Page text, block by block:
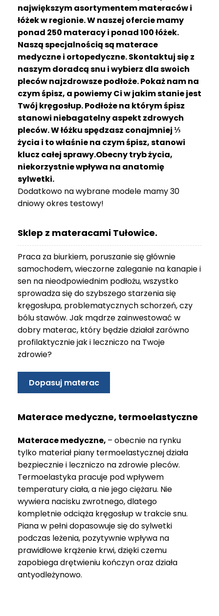
największym asortymentem materaców i
łóżek w regionie. W naszej ofercie mamy
ponad 250 materacy i ponad 100 łóżek.
Naszą specjalnością są materace
medyczne i ortopedyczne. Skontaktuj się z
naszym doradcą snu i wybierz dla swoich
pleców najzdrowsze podłoże. Pokaż nam na
czym śpisz, a powiemy Ci w jakim stanie jest
Twój kręgosłup. Podłoże na którym śpisz
stanowi niebagatelny aspekt zdrowych
pleców. W łóżku spędzasz conajmniej ⅓
życia i to właśnie na czym śpisz, stanowi
klucz całej sprawy.Obecny tryb życia,
niekorzystnie wpływa na anatomię
sylwetki.
Dodatkowo na wybrane modele mamy 30
dniowy okres testowy!
Sklep z materacami Tułowice.
Praca za biurkiem, poruszanie się głównie
samochodem, wieczorne zaleganie na kanapie i
sen na nieodpowiednim podłożu, wszystko
sprowadza się do szybszego starzenia się
kręgosłupa, problematycznych schorzeń, czy
bólu stawów. Jak mądrze zainwestować w
dobry materac, który będzie działał zarówno
profilaktycznie jak i leczniczo na Twoje
zdrowie?
Dopasuj materac
Materace medyczne, termoelastyczne
Materace medyczne, – obecnie na rynku
tylko materiał piany termoelastycznej działa
bezpiecznie i leczniczo na zdrowie pleców.
Termoelastyka pracuje pod wpływem
temperatury ciała, a nie jego ciężaru. Nie
wywiera nacisku zwrotnego, dlatego
kompletnie odciąża kręgosłup w trakcie snu.
Piana w pełni dopasowuje się do sylwetki
podczas leżenia, pozytywnie wpływa na
prawidłowe krążenie krwi, dzięki czemu
zapobiega drętwieniu kończyn oraz działa
antyodleżynowo.